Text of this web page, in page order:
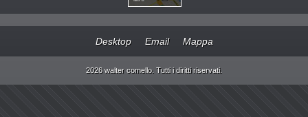
Desktop Email Mappa
2026 walter comello. Tutti i diritti riservati.